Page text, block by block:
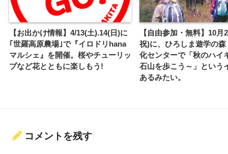
【お出かけ情報】4/13(土).14(日)に
｢世羅高原農場｣で『イロドリhana
マルシェ』を開催。桜やチューリッ
プなど花とともに楽しもう!
【自由参加・無料】10月
祝)に、ひろしま遊学の森
化センターで「秋のハイ
石山を歩こう～」という
あるみたい。
コメントを残す